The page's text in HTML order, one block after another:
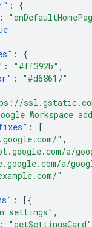
" :
{
:
" :
{
: "#ff392b" ,
" :
"#d68617"
Workspace
" :
[
" ,
a/
a/
"
" :
[{
settings" ,
:
"getSettingsCard"